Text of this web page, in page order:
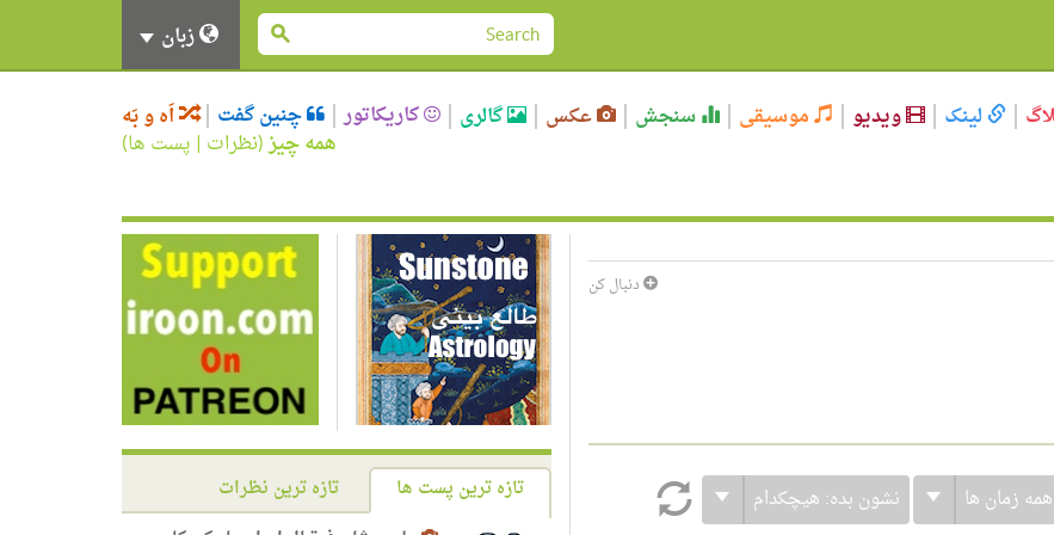
زبان
لینک ویدیو موسیقی سنجش عکس گالری کاریکاتور چنین گفت اَه و بَه
همه چیز(نظرات | پست ها)
دنبال کن
همه زمان ها نشون بده: هیچکدام تازه ترین پست ها
تازه ترین نظرات